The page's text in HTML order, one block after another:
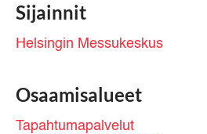
Sijainnit
Helsingin Messukeskus
Osaamisalueet
Tapahtumapalvelut